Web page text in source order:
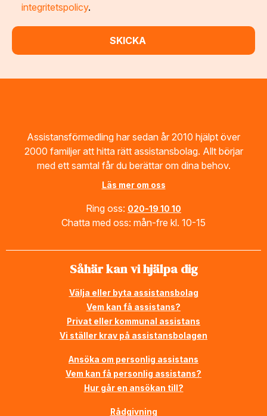
integritetspolicy.
Assistansförmedling har sedan år 2010 hjälpt över
2000 familjer att hitta rätt assistansbolag. Allt börjar
med ett samtal får du berättar om dina behov.
Läs mer om oss
Ring oss: 020-19 10 10
Chatta med oss: mån-fre kl. 10-15
Såhär kan vi hjälpa dig
Välja eller byta assistansbolag
Vem kan få assistans?
Privat eller kommunal assistans
Vi ställer krav på assistansbolagen
Ansöka om personlig assistans
Vem kan få personlig assistans?
Hur går en ansökan till?
Rådgivning